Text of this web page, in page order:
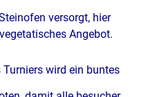
versorgt, hier
Angebot.
Turniers wird ein buntes